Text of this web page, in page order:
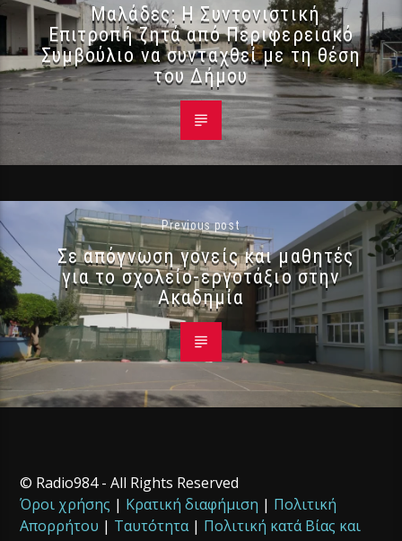
Μαλάδες: Η Συντονιστική
Επιτροπή ζητά από Περιφερειακό
Συμβούλιο να συνταχθεί με τη θέση
του Δήμου
Previous post
Σε απόγνωση γονείς και μαθητές
για το σχολείο-εργοτάξιο στην
Ακαδημία
© Radio984 - All Rights Reserved
Όροι χρήσης | Κρατική διαφήμιση | Πολιτική
Απορρήτου | Ταυτότητα| Πολιτική κατά Βίας και